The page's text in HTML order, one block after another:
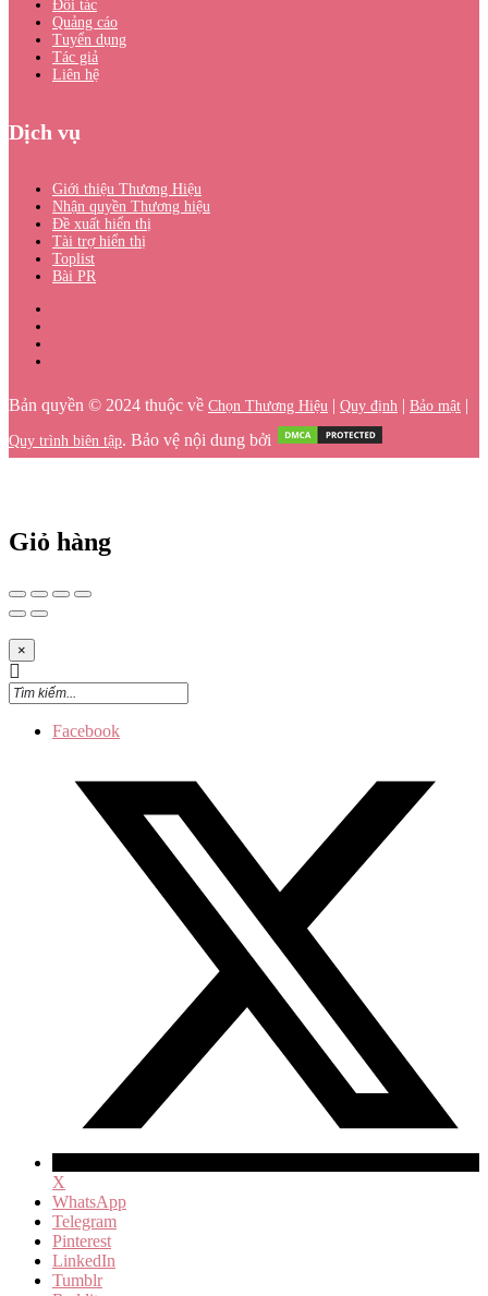
Đối tác
Quảng cáo
Tuyển dụng
Tác giả
Liên hệ
Dịch vụ
Giới thiệu Thương Hiệu
Nhận quyền Thương hiệu
Đề xuất hiển thị
Tài trợ hiển thị
Toplist
Bài PR
Bản quyền © 2024 thuộc về Chọn Thương Hiệu | Quy định | Bảo mật |
Quy trình biên tập. Bảo vệ nội dung bởi
Giỏ hàng
×
Facebook
X
WhatsApp
Telegram
Pinterest
LinkedIn
Tumblr